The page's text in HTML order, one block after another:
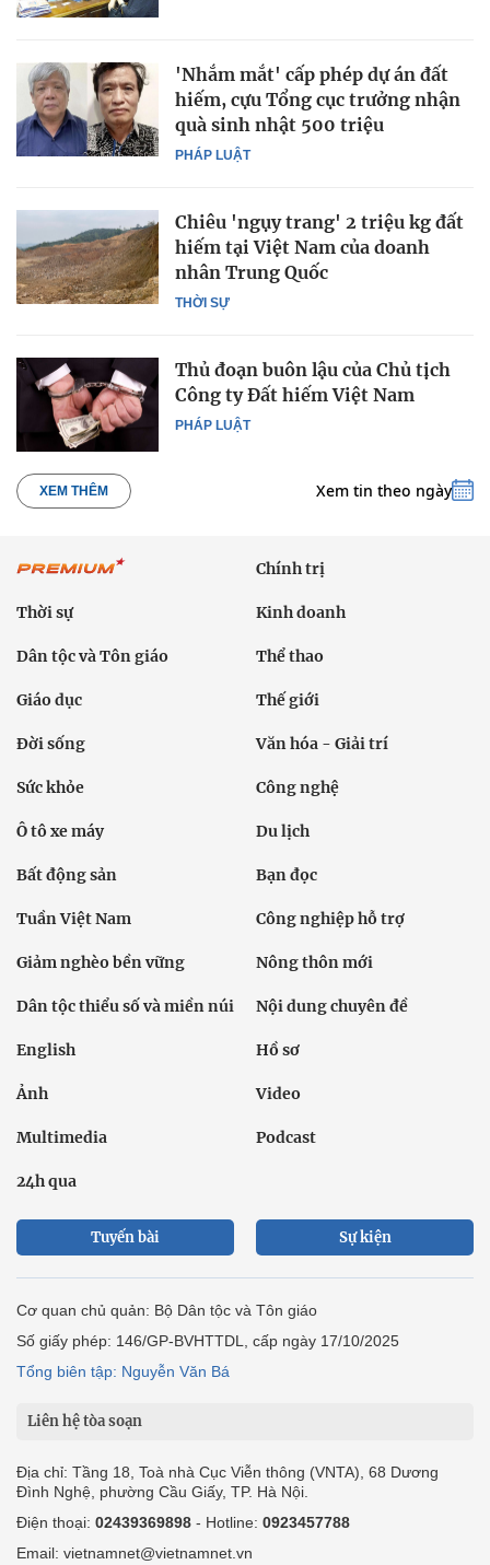
PHÁP LUẬT
'Nhắm mắt' cấp phép dự án đất
hiếm, cựu Tổng cục trưởng nhận
quà sinh nhật 500 triệu
THỜI SỰ
Chiêu 'ngụy trang' 2 triệu kg đất
hiếm tại Việt Nam của doanh
nhân Trung Quốc
PHÁP LUẬT
Thủ đoạn buôn lậu của Chủ tịch
Công ty Đất hiếm Việt Nam
XEM THÊM Xem tin theo ngày
Chính trị
Thời sự Kinh doanh
Dân tộc và Tôn giáo Thể thao
Giáo dục Thế giới
Đời sống Văn hóa - Giải trí
Sức khỏe Công nghệ
Ô tô xe máy Du lịch
Bất động sản Bạn đọc
Tuần Việt Nam Công nghiệp hỗ trợ
Giảm nghèo bền vững Nông thôn mới
Dân tộc thiểu số và miền núi Nội dung chuyên đề
English Hồ sơ
Ảnh Video
Multimedia Podcast
24h qua
Tuyến bài Sự kiện
Cơ quan chủ quản: Bộ Dân tộc và Tôn giáo
Số giấy phép: 146/GP-BVHTTDL, cấp ngày 17/10/2025
Tổng biên tập: Nguyễn Văn Bá
Liên hệ tòa soạn
Địa chỉ: Tầng 18, Toà nhà Cục Viễn thông (VNTA), 68 Dương
Đình Nghệ, phường Cầu Giấy, TP. Hà Nội.
Điện thoại: 02439369898 - Hotline: 0923457788
Email: vietnamnet@vietnamnet.vn